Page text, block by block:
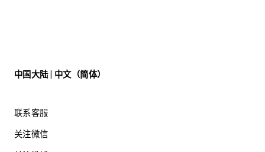
中国大陆 | 中文（简体）
联系客服
关注微信